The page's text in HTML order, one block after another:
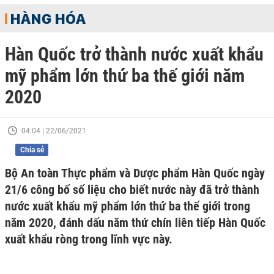
HÀNG HÓA
Hàn Quốc trở thành nước xuất khẩu
mỹ phẩm lớn thứ ba thế giới năm
2020
04:04 | 22/06/2021
Chia sẻ
Bộ An toàn Thực phẩm và Dược phẩm Hàn Quốc ngày
21/6 công bố số liệu cho biết nước này đã trở thành
nước xuất khẩu mỹ phẩm lớn thứ ba thế giới trong
năm 2020, đánh dấu năm thứ chín liên tiếp Hàn Quốc
xuất khẩu ròng trong lĩnh vực này.